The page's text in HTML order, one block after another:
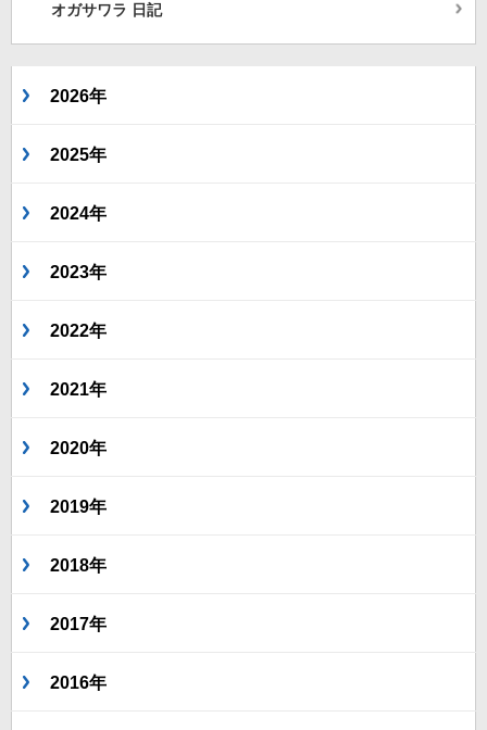
オガサワラ 日記
2026年
2025年
2024年
2023年
2022年
2021年
2020年
2019年
2018年
2017年
2016年